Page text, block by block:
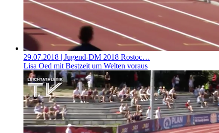
29.07.2018 | Jugend-DM 2018 Rostoc…
Lisa Oed mit Bestzeit um Welten voraus